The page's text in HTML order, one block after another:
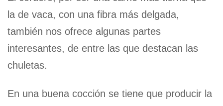
la de vaca, con una fibra más delgada,
también nos ofrece algunas partes
interesantes, de entre las que destacan las
chuletas.
En una buena cocción se tiene que producir la